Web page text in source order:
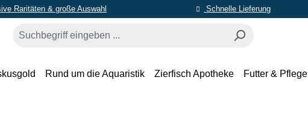
Raritäten & große Auswahl Schnelle Lieferung
Rund um die Aquaristik Zierfisch Apotheke Futter & Pflege